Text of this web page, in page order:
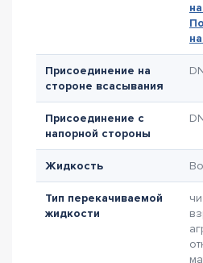
Присоединение на
стороне всасывания
Присоединение с
напорной стороны
Жидкость
Тип перекачиваемой
жидкости